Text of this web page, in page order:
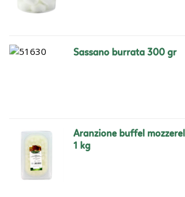
sassano burrata 300 gr
aranzione buffel mozzerella piccolini
1 kg